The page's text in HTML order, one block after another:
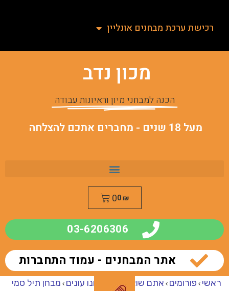
רכישת ערכת מבחנים אונליין
מכון נדב
הכנה למבחני מיון וראיונות עבודה
מעל 18 שנים - מחברים אתכם להצלחה
0₪
0
03-6206306
אתר המבחנים - עמוד התחברות
ראשי › פורומים › אתם שואלים – אנחנו עונים › מבחן תיל סמי